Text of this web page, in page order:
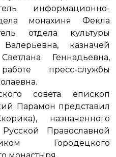
информационно-
монахиня Фекла
отдела культуры
казначей
Геннадьевна,
пресс-службы
совета епископ
Парамон представил
назначенного
Православной
Городецкого